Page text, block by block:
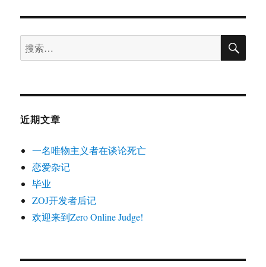
OJ
数
加
搜
索：
搜
近期文章
一名唯物主义者在谈论死亡
恋爱杂记
毕业
ZOJ开发者后记
欢迎来到Zero Online Judge!